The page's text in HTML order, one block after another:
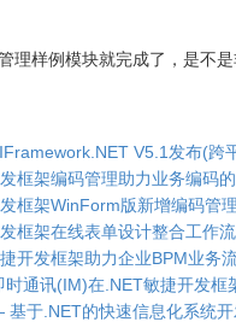
理样例模块就完成了，是不是
V5.1发布(跨
框架编码管理助力业务编码
框架WinForm版新增编码管理
框架在线表单设计整合工作
开发框架助力企业BPM业务
通讯(IM)在.NET敏捷开发框
于.NET的快速信息化系统